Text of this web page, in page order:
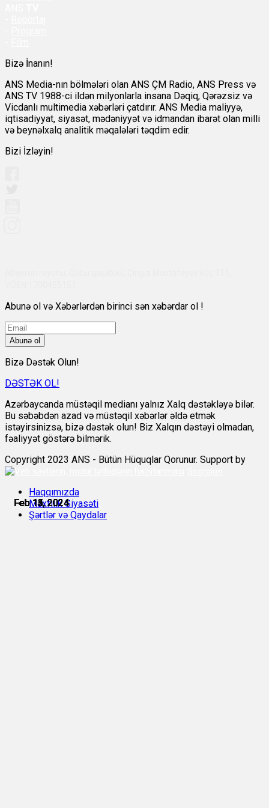
Feb 12, 2024
Feb 13, 2024
Feb 14, 2024
Feb 15, 2024
Feb 15, 2024
Feb 15, 2024
Bizə İnanın!
ANS Media-nın bölmələri olan ANS ÇM Radio, ANS Press və
ANS TV 1988-ci ildən milyonlarla insana Dəqiq, Qərəzsiz və
Vicdanlı multimedia xəbərləri çatdırır. ANS Media maliyyə,
iqtisadiyyat, siyasət, mədəniyyət və idmandan ibarət olan milli
və beynəlxalq analitik məqalələri təqdim edir.
Bizi İzləyin!
Abunə ol və Xəbərlərdən birinci sən xəbərdar ol !
Abunə ol
Bizə Dəstək Olun!
DƏSTƏK OL!
Azərbaycanda müstəqil medianı yalnız Xalq dəstəkləyə bilər.
Bu səbəbdən azad və müstəqil xəbərlər əldə etmək
istəyirsinizsə, bizə dəstək olun! Biz Xalqın dəstəyi olmadan,
fəaliyyət göstərə bilmərik.
Copyright 2023 ANS - Bütün Hüquqlar Qorunur. Support by
Haqqımızda
Məxfilik Siyasəti
Şərtlər və Qaydalar